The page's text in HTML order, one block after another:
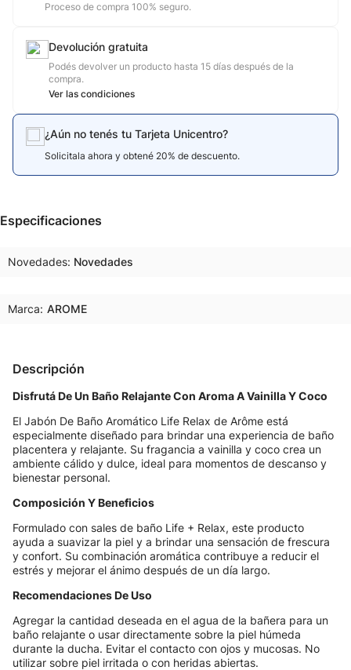
Proceso de compra 100% seguro.
Devolución gratuita
Podés devolver un producto hasta 15 días después de la
compra.
Ver las condiciones
¿Aún no tenés tu Tarjeta Unicentro?
Solicitala ahora y obtené 20% de descuento.
Especificaciones
Novedades Novedades
Marca: AROME
Descripción
Disfrutá De Un Baño Relajante Con Aroma A Vainilla Y Coco
El Jabón De Baño Aromático Life Relax de Arôme está
especialmente diseñado para brindar una experiencia de baño
placentera y relajante. Su fragancia a vainilla y coco crea un
ambiente cálido y dulce, ideal para momentos de descanso y
bienestar personal.
Composición Y Beneficios
Formulado con sales de baño Life + Relax, este producto
ayuda a suavizar la piel y a brindar una sensación de frescura
y confort. Su combinación aromática contribuye a reducir el
estrés y mejorar el ánimo después de un día largo.
Recomendaciones De Uso
Agregar la cantidad deseada en el agua de la bañera para un
baño relajante o usar directamente sobre la piel húmeda
durante la ducha. Evitar el contacto con ojos y mucosas. No
utilizar sobre piel irritada o con heridas abiertas.